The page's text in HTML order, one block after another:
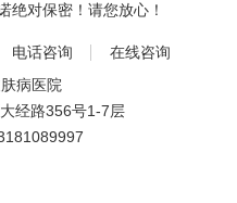
绝对保密！请您放心！
电话咨询
在线咨询
病医院
经路356号1-7层